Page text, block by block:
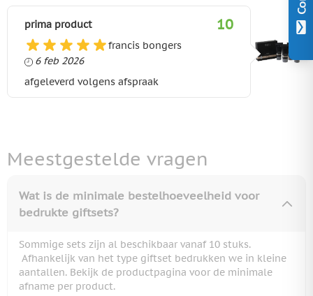
prima product
francis bongers
6 februari 2026
6 feb 2026
afgeleverd volgens afspraak
10
Meestgestelde vragen
Wat is de minimale bestelhoeveelheid voor
bedrukte giftsets?
Sommige sets zijn al beschikbaar vanaf 10 stuks.
Afhankelijk van het type giftset bedrukken we in kleine
aantallen. Bekijk de productpagina voor de minimale
afname per product.